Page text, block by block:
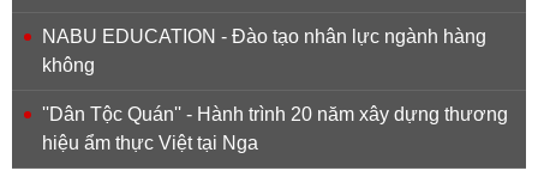
NABU EDUCATION - Đào tạo nhân lực ngành hàng
không
''Dân Tộc Quán'' - Hành trình 20 năm xây dựng thương
hiệu ẩm thực Việt tại Nga